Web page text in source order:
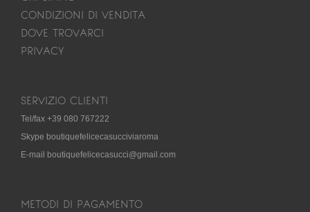
CONDIZIONI DI VENDITA
DOVE TROVARCI
PRIVACY
SERVIZIO CLIENTI
Tel/fax +39 080 767222
Skype boutiquefelicecasucciviaroma
E-mail boutiquefelicecasucci@gmail.com
METODI DI PAGAMENTO